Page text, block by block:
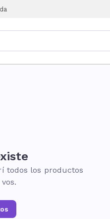
todos los productos